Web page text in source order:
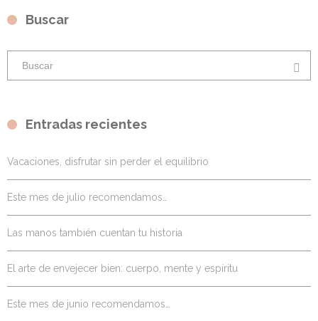
Buscar
Entradas recientes
Vacaciones, disfrutar sin perder el equilibrio
Este mes de julio recomendamos…
Las manos también cuentan tu historia
El arte de envejecer bien: cuerpo, mente y espíritu
Este mes de junio recomendamos…